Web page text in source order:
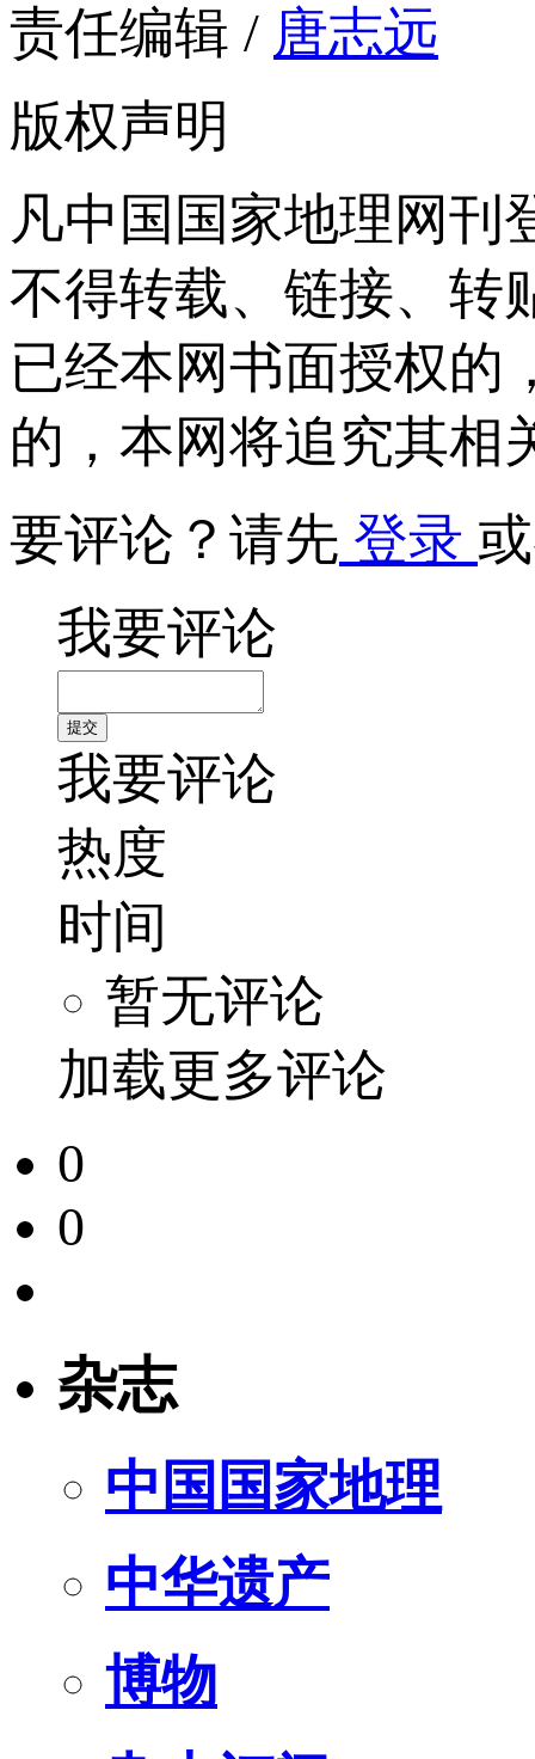
责任编辑 / 唐志远
版权声明
凡中国国家地理网刊
不得转载、链接、转
已经本网书面授权的
的，本网将追究其相
要评论？请先 登录
我要评论
我要评论
热度
时间
暂无评论
加载更多评论
0
0
杂志
中国国家地理
中华遗产
博物